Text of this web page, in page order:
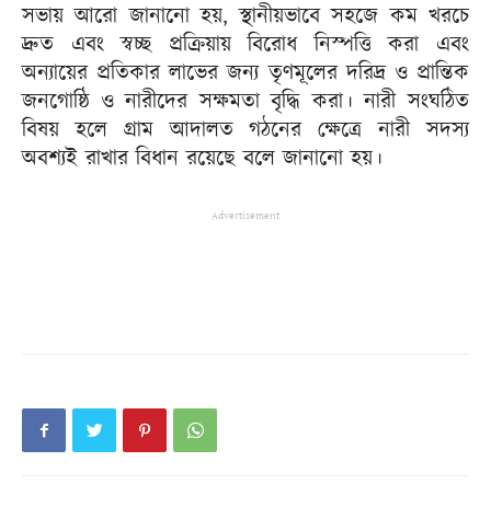
সভায় আরো জানানো হয়, স্থানীয়ভাবে সহজে কম খরচে
দ্রুত এবং স্বচ্ছ প্রক্রিয়ায় বিরোধ নিস্পত্তি করা এবং
অন্যায়ের প্রতিকার লাভের জন্য তৃণমূলের দরিদ্র ও প্রান্তিক
জনগোষ্ঠি ও নারীদের সক্ষমতা বৃদ্ধি করা। নারী সংঘঠিত
বিষয় হলে গ্রাম আদালত গঠনের ক্ষেত্রে নারী সদস্য
অবশ্যই রাখার বিধান রয়েছে বলে জানানো হয়।
Advertisement